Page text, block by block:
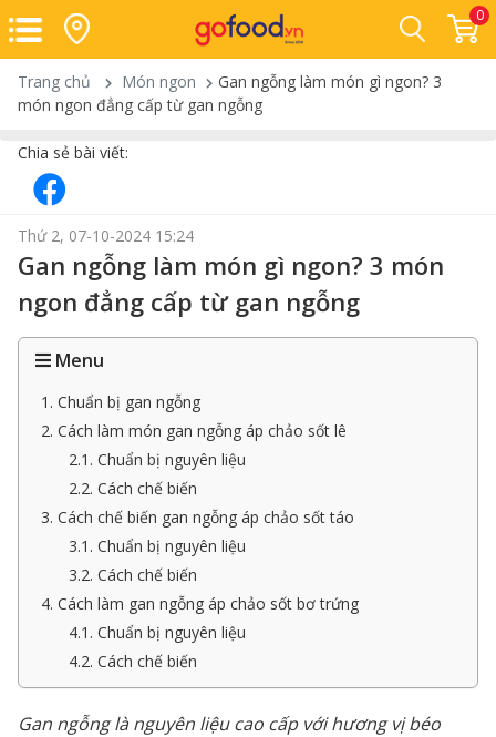
0
Trang chủ Món ngon
Gan ngỗng làm món gì ngon? 3
món ngon đẳng cấp từ gan ngỗng
Chia sẻ bài viết:
Thứ 2, 07-10-2024 15:24
Gan ngỗng làm món gì ngon? 3 món
ngon đẳng cấp từ gan ngỗng
Menu
1. Chuẩn bị gan ngỗng
2. Cách làm món gan ngỗng áp chảo sốt lê
2.1. Chuẩn bị nguyên liệu
2.2. Cách chế biến
3. Cách chế biến gan ngỗng áp chảo sốt táo
3.1. Chuẩn bị nguyên liệu
3.2. Cách chế biến
4. Cách làm gan ngỗng áp chảo sốt bơ trứng
4.1. Chuẩn bị nguyên liệu
4.2. Cách chế biến
Gan ngỗng là nguyên liệu cao cấp với hương vị béo